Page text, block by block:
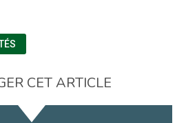
CET ARTICLE